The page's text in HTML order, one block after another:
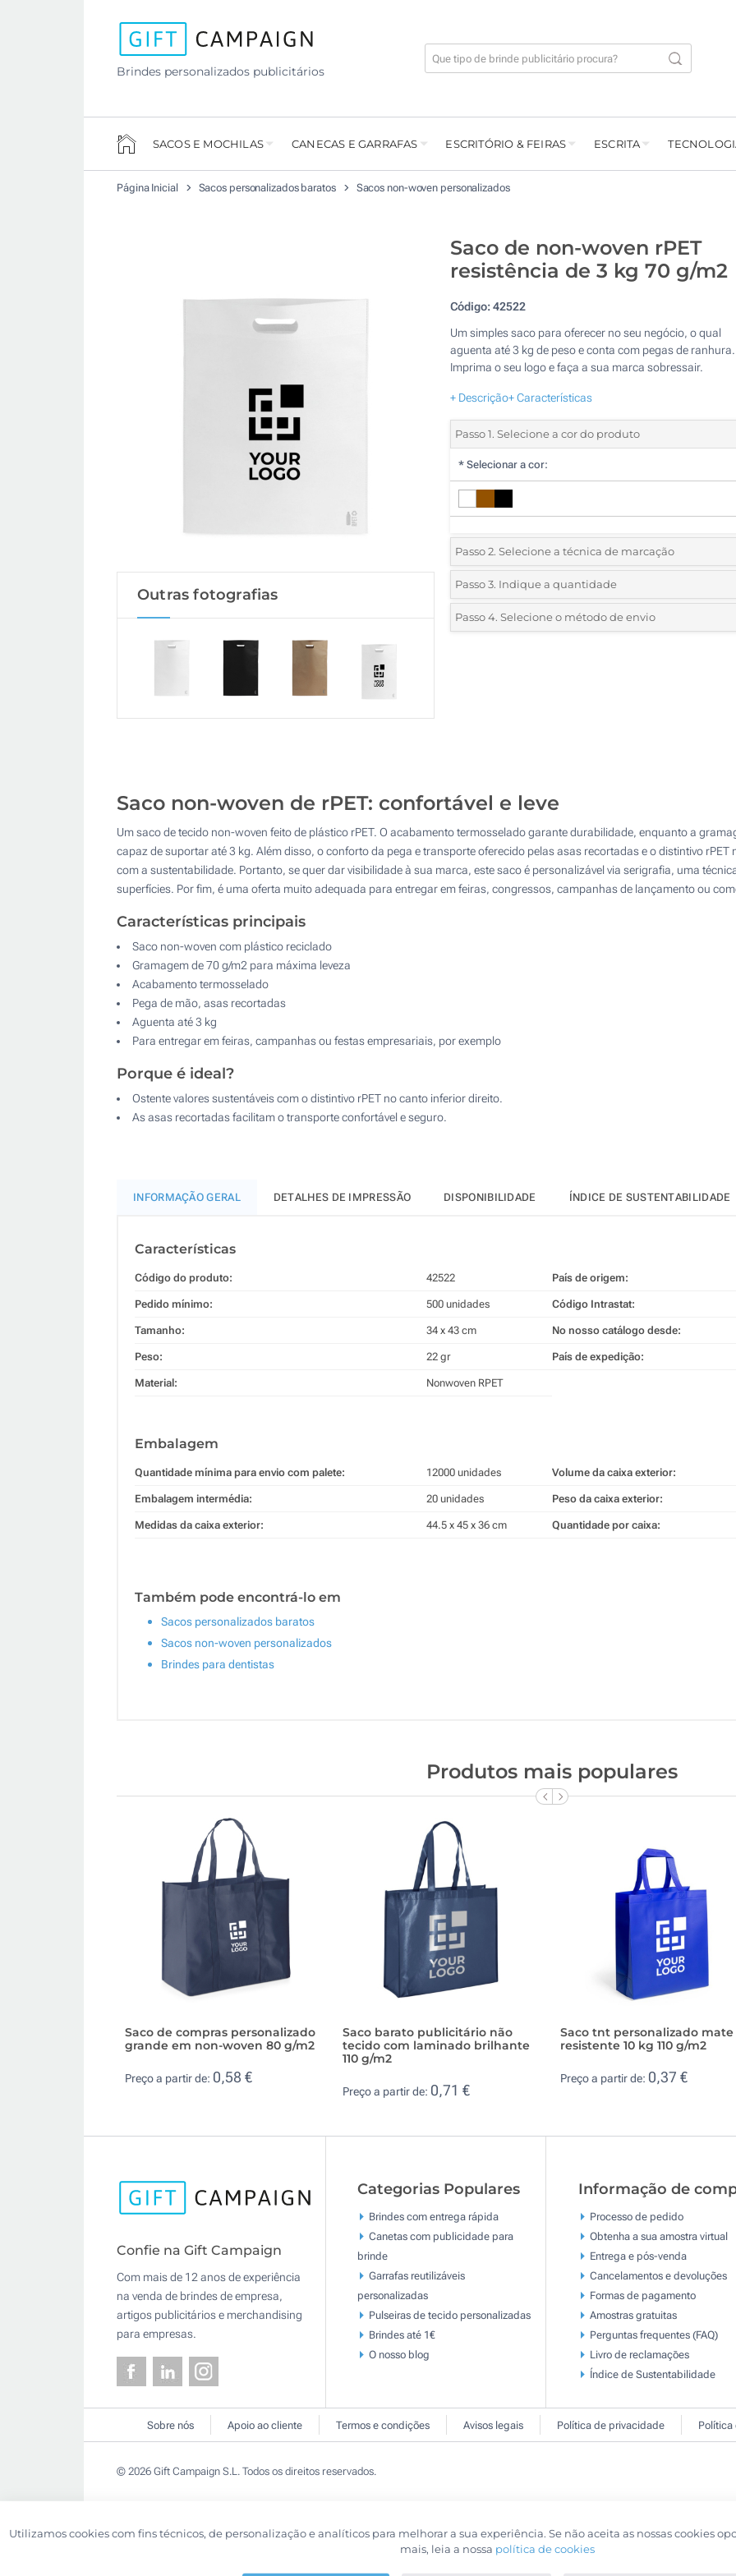
Brindes personalizados publicitários
SACOS E MOCHILAS CANECAS E GARRAFAS ESCRITÓRIO & FEIRAS ESCRITA
Página Inicial Sacos personalizados baratos Sacos non-woven personalizados
Outras fotografias
Saco de non-woven rPET
resistência de 3 kg 70 g/m2
Código:42522
Um simples saco para oferecer no seu negócio, o qual
aguenta até 3 kg de peso e conta com pegas de ranhura.
Imprima o seu logo e faça a sua marca sobressair.
+ Descrição+ Características
Passo 1. Selecione a cor do produto
* Selecionar a cor:
Passo 2. Selecione a técnica de marcação
*Selecione o tipo de marcação e as cores do logotipo:
1 Cor (Num lado)
Passo 3. Indique a quantidade
*Quantidade mínima:500
10000
Outra : Atualizar
Passo 4. Selecione o método de envio
Saco non-woven de rPET: confortável e leve
Um saco de tecido non-woven feito de plástico rPET. O acabamento termosselado garante durabilidade, enquanto a
capaz de suportar até 3 kg. Além disso, o conforto da pega e transporte oferecido pelas asas recortadas e o distintivo
com a sustentabilidade. Portanto, se quer dar visibilidade à sua marca, este saco é personalizável via serigrafia, uma
superfícies. Por fim, é uma oferta muito adequada para entregar em feiras, congressos, campanhas de lançamento ou
Características principais
Saco non-woven com plástico reciclado
Gramagem de 70 g/m2 para máxima leveza
Acabamento termosselado
Pega de mão, asas recortadas
Aguenta até 3 kg
Para entregar em feiras, campanhas ou festas empresariais, por exemplo
Porque é ideal?
Ostente valores sustentáveis com o distintivo rPET no canto inferior direito.
As asas recortadas facilitam o transporte confortável e seguro.
INFORMAÇÃO GERAL DETALHES DE IMPRESSÃO DISPONIBILIDADE ÍNDICE DE SUSTENTABILIDADE
Características
Código do produto: 42522
Pedido mínimo: 500 unidades
Tamanho: 34 x 43 cm
Peso: 22 gr
Material: Nonwoven RPET
País de origem:
Código Intrastat:
No nosso catálogo desde:
País de expedição:
Embalagem
Quantidade mínima para envio com palete: 12000 unidades
Embalagem intermédia: 20 unidades
Medidas da caixa exterior: 44.5 x 45 x 36 cm
Volume da caixa exterior:
Peso da caixa exterior:
Quantidade por caixa:
Também pode encontrá-lo em
Sacos personalizados baratos
Sacos non-woven personalizados
Brindes para dentistas
Produtos mais populares
Saco de compras personalizado
grande em non-woven 80 g/m2
Preço a partir de: 0,58 €
Saco barato publicitário não
tecido com laminado brilhante
110 g/m2
Preço a partir de: 0,71 €
Saco tnt personalizado mate
resistente 10 kg 110 g/m2
Preço a partir de: 0,37 €
Confie na Gift Campaign
Com mais de 12 anos de experiência
na venda de brindes de empresa,
artigos publicitários e merchandising
para empresas.
Categorias Populares
Brindes com entrega rápida
Canetas com publicidade para
brinde
Garrafas reutilizáveis
personalizadas
Pulseiras de tecido personalizadas
Brindes até 1€
O nosso blog
Informação de
Processo de pedido
Obtenha a sua amostra virtual
Entrega e pós-venda
Cancelamentos e devoluções
Formas de pagamento
Amostras gratuitas
Perguntas frequentes (FAQ)
Livro de reclamaçōes
Índice de Sustentabilidade
Sobre nós Apoio ao cliente Termos e condições Avisos legais Política de privacidade Política
© 2026 Gift Campaign S.L. Todos os direitos reservados.
Utilizamos cookies com fins técnicos, de personalização e analíticos para melhorar a sua experiência. Se não aceita as nossas cookies
mais, leia a nossa política de cookies